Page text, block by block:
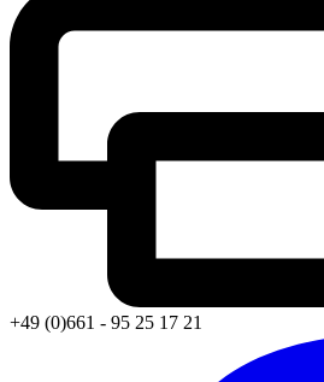
+49 (0)661 - 95 25 17 21